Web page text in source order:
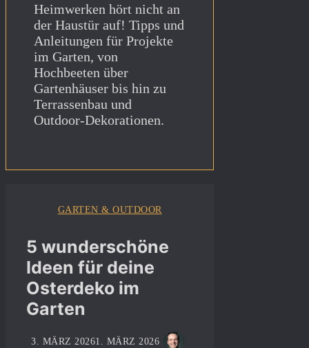
Heimwerken hört nicht an
der Haustür auf! Tipps und
Anleitungen für Projekte
im Garten, von
Hochbeeten über
Gartenhäuser bis hin zu
Terrassenbau und
Outdoor-Dekorationen.
GARTEN & OUTDOOR
5 wunderschöne
Ideen für deine
Osterdeko im
Garten
3. MÄRZ 20261. MÄRZ 2026